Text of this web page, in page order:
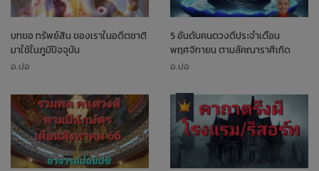
บทขอ ทรัพย์สิน ของเราในอดีตชาติ
มาใช้ในภูมิปัจจุบัน
อ.ปอ
5 อันดับคนดวงดีประจำเดือน
พฤศจิกายน ตามลัคณาราศีเกิด
อ.ปอ